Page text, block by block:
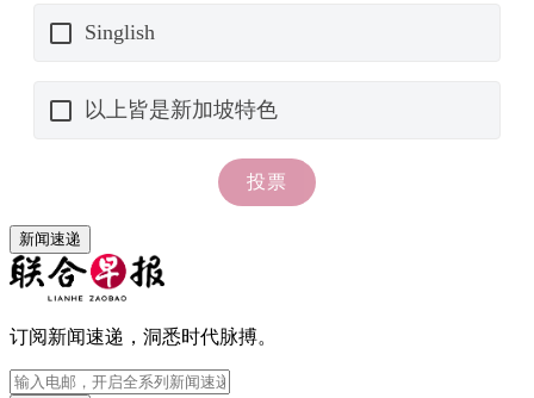
新闻速递
订阅新闻速递，洞悉时代脉搏。